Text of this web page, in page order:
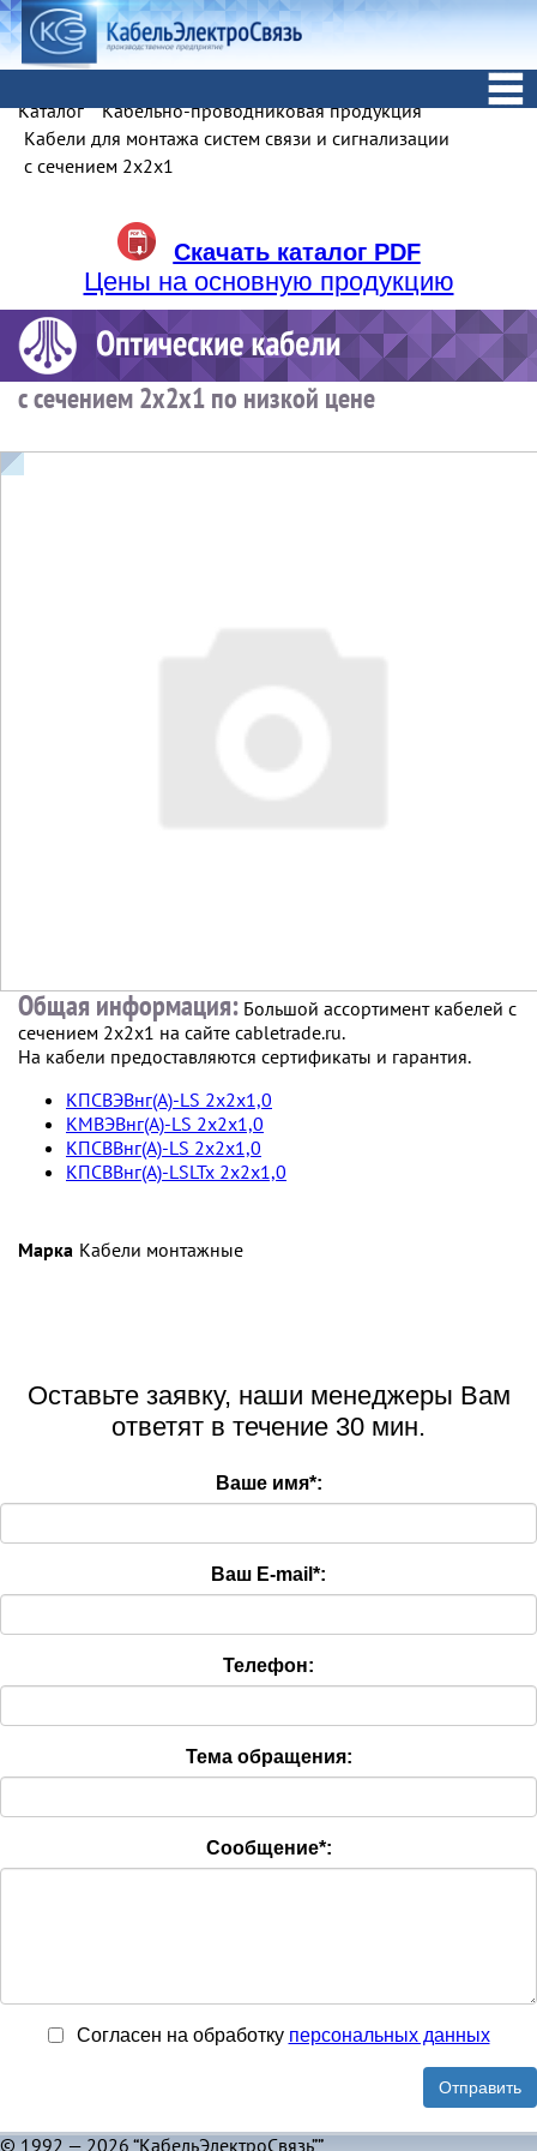
Каталог
Кабельно-проводниковая продукция
Кабели для монтажа систем связи и сигнализации
с сечением 2х2х1
Скачать каталог PDF
Цены на основную продукцию
с сечением 2х2х1 по низкой цене
Общая информация: Большой ассортимент кабелей с
сечением 2х2х1 на сайте cabletrade.ru.
На кабели предоставляются сертификаты и гарантия.
КПСВЭВнг(А)-LS 2х2х1,0
КМВЭВнг(А)-LS 2х2х1,0
КПСВВнг(А)-LS 2х2х1,0
КПСВВнг(А)-LSLTx 2х2х1,0
Марка Кабели монтажные
Оставьте заявку, наши менеджеры Вам
ответят в течение 30 мин.
Ваше имя*:
Ваш E-mail *:
Телефон:
Тема обращения:
Сообщение*:
Согласен на обработку персональныx данных
Отправить
© 1992 — 2026 “КабельЭлектроСвязь””